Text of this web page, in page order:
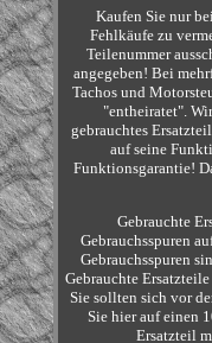
Kaufen Sie nur
Fehlkäufe zu
Teilenummer
angegeben! Bei
Tachos und
"entheiratet".
gebrauchtes
auf seine
Funktionsgarantie!
Gebrauchte
Gebrauchsspuren
Gebrauchsspuren
Gebrauchte
Sie sollten sich vor
Sie hier auf einen
Ersatzteil